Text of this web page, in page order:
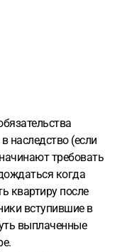
наследство (если
требовать
когда
квартиру после
вступившие в
выплаченные